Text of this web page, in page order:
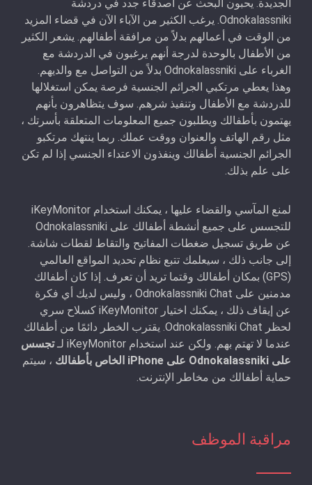
الجديدة. يحبون البحث عن أصدقاء جدد في دردشة
Odnokalassniki. يرغب الكثير من الآباء الآن في قضاء المزيد
من الوقت في أعمالهم بدلاً من مرافقة أطفالهم. يشعر الكثير
من الأطفال بالوحدة لدرجة أنهم يرغبون في الدردشة مع
الغرباء على Odnokalassniki بدلاً من التواصل مع والديهم.
وهذا يعطي مرتكبي الجرائم الجنسية فرصة يمكن استغلالها
للدردشة مع الأطفال وتنفيذ شرهم. سوف يتظاهرون بأنهم
يهتمون بأطفالك ويطلبون جميع المعلومات المتعلقة بأسرتك ،
مثل رقم الهاتف والعنوان ووقت عملك. ربما ينتهك مرتكبو
الجرائم الجنسية أطفالك وينفذون الاعتداء الجنسي إذا لم تكن
على علم بذلك.
لمنع المآسي والقضاء عليها ، يمكنك استخدام iKeyMonitor
للتجسس على جميع أنشطة أطفالك على Odnokalassniki
عن طريق تسجيل ضغطات المفاتيح والتقاط لقطات شاشة.
إلى جانب ذلك ، سيعلمك تتبع نظام تحديد المواقع العالمي
(GPS) بمكان أطفالك وقتما تريد أن تعرف. إذا كان أطفالك
مدمنين على Odnokalassniki Chat ، وليس لديك أي فكرة
عن إيقاف ذلك ، يمكنك اختيار iKeyMonitor كسلاح سري
لحظر Odnokalassniki Chat. يقترب الخطر دائمًا من أطفالك
عندما لا تهتم بهم. ولكن عند استخدام iKeyMonitor لـ
تجسس
على Odnokalassniki على iPhone الخاص بأطفالك
، سيتم
حماية أطفالك من مخاطر الإنترنت.
مراقبة الموظف